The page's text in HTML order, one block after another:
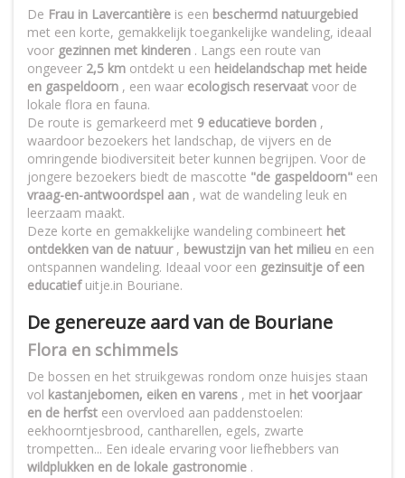
De Frau in Lavercantière is een beschermd natuurgebied
met een korte, gemakkelijk toegankelijke wandeling, ideaal
voor gezinnen met kinderen . Langs een route van
ongeveer 2,5 km ontdekt u een heidelandschap met heide
en gaspeldoorn , een waar ecologisch reservaat voor de
lokale flora en fauna.
De route is gemarkeerd met 9 educatieve borden ,
waardoor bezoekers het landschap, de vijvers en de
omringende biodiversiteit beter kunnen begrijpen. Voor de
jongere bezoekers biedt de mascotte "de gaspeldoorn" een
vraag-en-antwoordspel aan , wat de wandeling leuk en
leerzaam maakt.
Deze korte en gemakkelijke wandeling combineert het
ontdekken van de natuur, bewustzijn van het milieu en een
ontspannen wandeling. Ideaal voor een gezinsuitje of een
educatiefuitje.in Bouriane.
De genereuze aard van de Bouriane
Flora en schimmels
De bossen en het struikgewas rondom onze huisjes staan
vol kastanjebomen, eiken en varens , met in het voorjaar
en de herfst een overvloed aan paddenstoelen:
eekhoorntjesbrood, cantharellen, egels, zwarte
trompetten... Een ideale ervaring voor liefhebbers van
wildplukken en de lokale gastronomie .